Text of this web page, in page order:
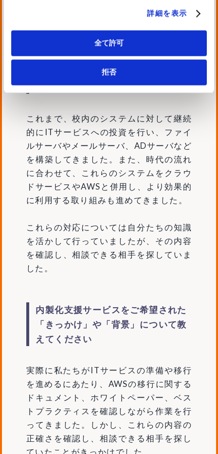
詳細を表示
全て許可
拒否
内製化支援サービスをご希望される
にあたって、当初感じられていた
「課題」や「悩み」について教えて
ください
これまで、校内のシステムに対して継続
的にITサービスへの投資を行い、ファイ
ルサーバやメールサーバ、ADサーバなど
を構築してきました。また、時代の流れ
に合わせて、これらのシステムをクラウ
ドサービスやAWSと併用し、より効果的
に利用する取り組みも進めてきました。
これらの対応については自分たちの知識
を活かして行っていましたが、その内容
を確認し、相談できる相手を探していま
した。
内製化支援サービスをご希望された
「きっかけ」や「背景」について教
えてください
実際に私たちがITサービスの準備や移行
を進めるにあたり、AWSの移行に関する
ドキュメント、ホワイトペーパー、ベス
トプラクティスを確認しながら作業を行
ってきました。しかし、これらの内容の
正確さを確認し、相談できる相手を探し
ていたことがきっかけでした。